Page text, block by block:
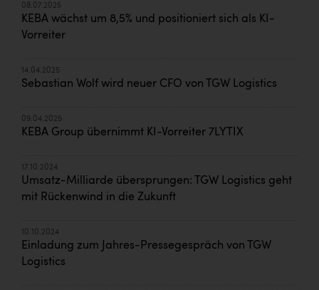
08.07.2025
KEBA wächst um 8,5% und positioniert sich als KI-
Vorreiter
14.04.2025
Sebastian Wolf wird neuer CFO von TGW Logistics
09.04.2025
KEBA Group übernimmt KI-Vorreiter 7LYTIX
17.10.2024
Umsatz-Milliarde übersprungen: TGW Logistics geht
mit Rückenwind in die Zukunft
10.10.2024
Einladung zum Jahres-Pressegespräch von TGW
Logistics